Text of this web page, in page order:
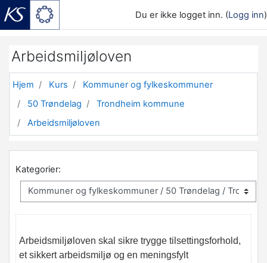
Du er ikke logget inn. (Logg inn)
Arbeidsmiljøloven
Hjem Kurs
Kommuner og fylkeskommuner
50 Trøndelag
Trondheim kommune
Arbeidsmiljøloven
Kategorier:
Arbeidsmiljøloven skal sikre trygge tilsettingsforhold,
et sikkert arbeidsmiljø og en meningsfylt